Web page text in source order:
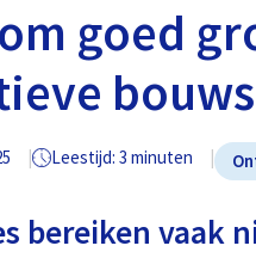
goed
Leestijd: 3 minuten
bereiken vaak